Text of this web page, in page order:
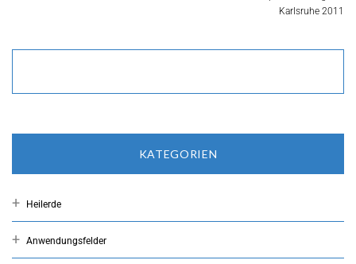
Karlsruhe 2011
KATEGORIEN
Heilerde
Anwendungsfelder